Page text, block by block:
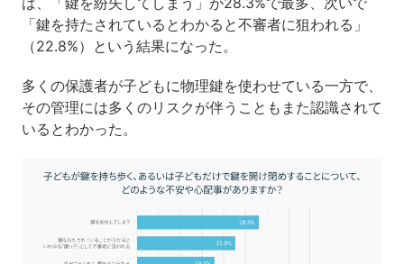
「鍵を持たされているとわかると不審者に狙われる」
（22.8%）という結果になった。
多くの保護者が子どもに物理鍵を使わせている一方で、
その管理には多くのリスクが伴うこともまた認識されて
いるとわかった。